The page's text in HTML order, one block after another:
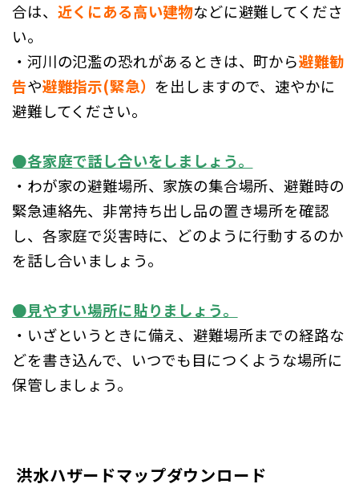
合は、 近くにある高い建物などに避難してくださ
い。
・河川の氾濫の恐れがあるときは、町から避難勧
告や避難指示(緊急） を出しますので、速やかに
避難してください。
●各家庭で話し合いをしましょう。
・わが家の避難場所、家族の集合場所、避難時の
緊急連絡先、非常持ち出し品の置き場所を確認
し、各家庭で災害時に、どのように行動するのか
を話し合いましょう。
●見やすい場所に貼りましょう。
・いざというときに備え、避難場所までの経路な
どを書き込んで、いつでも目につくような場所に
保管しましょう。
洪水ハザードマップダウンロード